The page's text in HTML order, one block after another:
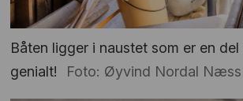
Båten ligger i naustet som er en
genialt!
Foto: Øyvind Nordal Næss